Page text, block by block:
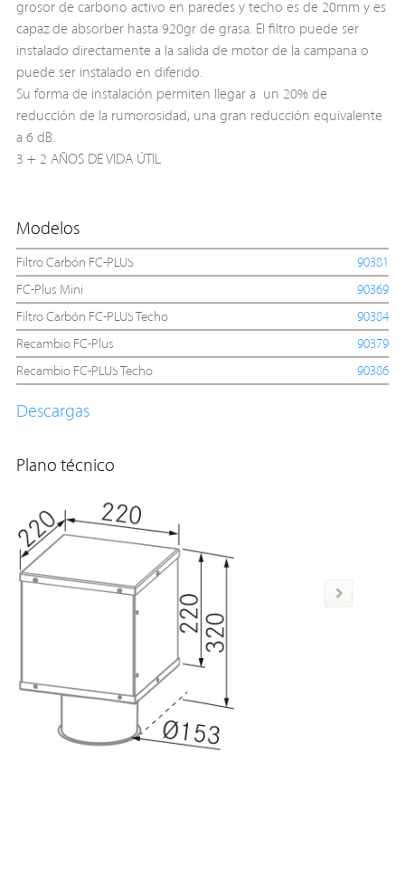
grosor de carbono activo en paredes y techo es de 20mm y es
capaz de absorber hasta 920gr de grasa. El filtro puede ser
instalado directamente a la salida de motor de la campana o
puede ser instalado en diferido.
Su forma de instalación permiten llegar a un 20% de
reducción de la rumorosidad, una gran reducción equivalente
a 6 dB.
3 + 2 AÑOS DE VIDA ÚTIL
Modelos
Filtro Carbón FC-PLUS
90381
FC-Plus Mini
90369
Filtro Carbón FC-PLUS Techo
90384
Recambio FC-Plus
90379
Recambio FC-PLUS Techo
90386
Descargas
Plano técnico